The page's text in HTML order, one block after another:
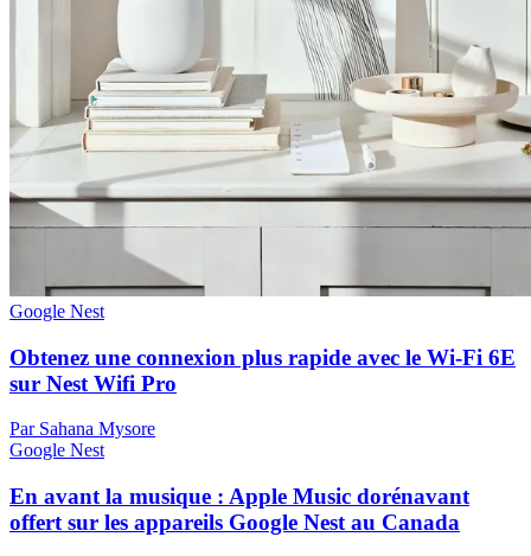
Google Nest
Obtenez une connexion plus rapide avec le Wi-Fi 6E
sur Nest Wifi Pro
Par Sahana Mysore
Google Nest
En avant la musique : Apple Music dorénavant
offert sur les appareils Google Nest au Canada